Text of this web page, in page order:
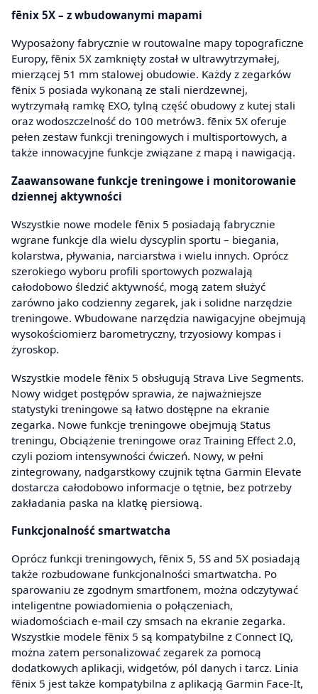
fēnix 5X – z wbudowanymi mapami
Wyposażony fabrycznie w routowalne mapy topograficzne
Europy, fēnix 5X zamknięty został w ultrawytrzymałej,
mierzącej 51 mm stalowej obudowie. Każdy z zegarków
fēnix 5 posiada wykonaną ze stali nierdzewnej,
wytrzymałą ramkę EXO, tylną część obudowy z kutej stali
oraz wodoszczelność do 100 metrów3. fēnix 5X oferuje
pełen zestaw funkcji treningowych i multisportowych, a
także innowacyjne funkcje związane z mapą i nawigacją.
Zaawansowane funkcje treningowe i monitorowanie
dziennej aktywności
Wszystkie nowe modele fēnix 5 posiadają fabrycznie
wgrane funkcje dla wielu dyscyplin sportu – biegania,
kolarstwa, pływania, narciarstwa i wielu innych. Oprócz
szerokiego wyboru profili sportowych pozwalają
całodobowo śledzić aktywność, mogą zatem służyć
zarówno jako codzienny zegarek, jak i solidne narzędzie
treningowe. Wbudowane narzędzia nawigacyjne obejmują
wysokościomierz barometryczny, trzyosiowy kompas i
żyroskop.
Wszystkie modele fēnix 5 obsługują Strava Live Segments.
Nowy widget postępów sprawia, że najważniejsze
statystyki treningowe są łatwo dostępne na ekranie
zegarka. Nowe funkcje treningowe obejmują Status
treningu, Obciążenie treningowe oraz Training Effect 2.0,
czyli poziom intensywności ćwiczeń. Nowy, w pełni
zintegrowany, nadgarstkowy czujnik tętna Garmin Elevate
dostarcza całodobowo informacje o tętnie, bez potrzeby
zakładania paska na klatkę piersiową.
Funkcjonalność smartwatcha
Oprócz funkcji treningowych, fēnix 5, 5S and 5X posiadają
także rozbudowane funkcjonalności smartwatcha. Po
sparowaniu ze zgodnym smartfonem, można odczytywać
inteligentne powiadomienia o połączeniach,
wiadomościach e-mail czy smsach na ekranie zegarka.
Wszystkie modele fēnix 5 są kompatybilne z Connect IQ,
można zatem personalizować zegarek za pomocą
dodatkowych aplikacji, widgetów, pól danych i tarcz. Linia
fēnix 5 jest także kompatybilna z aplikacją Garmin Face-It,